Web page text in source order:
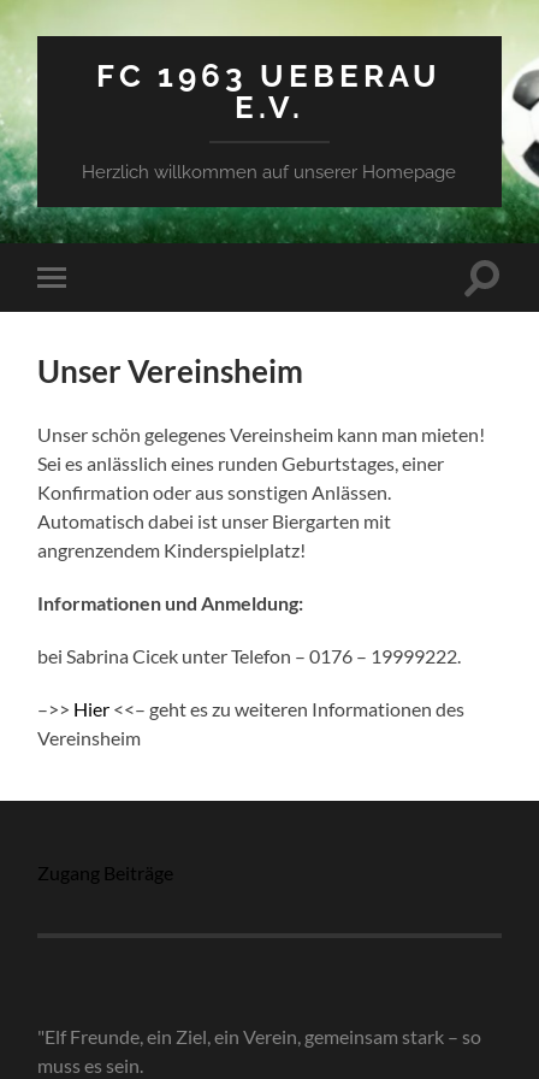
FC 1963 UEBERAU
E.V.
Herzlich willkommen auf unserer Homepage
Mobile-
Menü
Unser Vereinsheim
Unser schön gelegenes Vereinsheim kann man mieten!
Sei es anlässlich eines runden Geburtstages, einer
Konfirmation oder aus sonstigen Anlässen.
Automatisch dabei ist unser Biergarten mit
angrenzendem Kinderspielplatz!
Informationen und Anmeldung:
bei Sabrina Cicek unter Telefon – 0176 – 19999222.
–>> Hier <<– geht es zu weiteren Informationen des
Vereinsheim
Zugang Beiträge
"Elf Freunde, ein Ziel, ein Verein, gemeinsam stark – so
muss es sein.